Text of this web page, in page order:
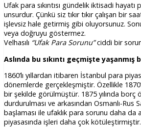
Ufak para sıkıntısı gündelik iktisadi hayatı
unsurdur. Çünkü siz tıkır tıkır çalışan bir
işlevsiz hale getirmiş gibi oluyorsunuz.
veya doğruyu göstermez.
Velhasılı “Ufak Para Sorunu”ciddi bir
Aslında bu sıkıntı geçmişte yaşanmış
1860’lı yıllardan itibaren İstanbul para
dönemlerde gerçekleşmiştir. Özellikle
bir şekilde görülmüştür. 1875 yılında borç
durdurulması ve arkasından Osmanlı-Rus
başlaması ile ufaklık para sorunu daha da
piyasasında işleri daha çok kötüleştirmiştir.